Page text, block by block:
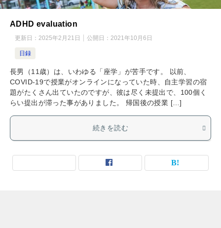
ADHD evaluation
更新日： 2025年2月21日 公開日： 2021年10月6日
日録
長男（11歳）は、いわゆる「座学」が苦手です。 以前、
COVID-19で授業がオンラインになっていた時、自主学習の宿
題がたくさん出ていたのですが、彼は尽く未提出で、100個く
らい提出が滞った事がありました。 帰国後の授業 […]
続きを読む